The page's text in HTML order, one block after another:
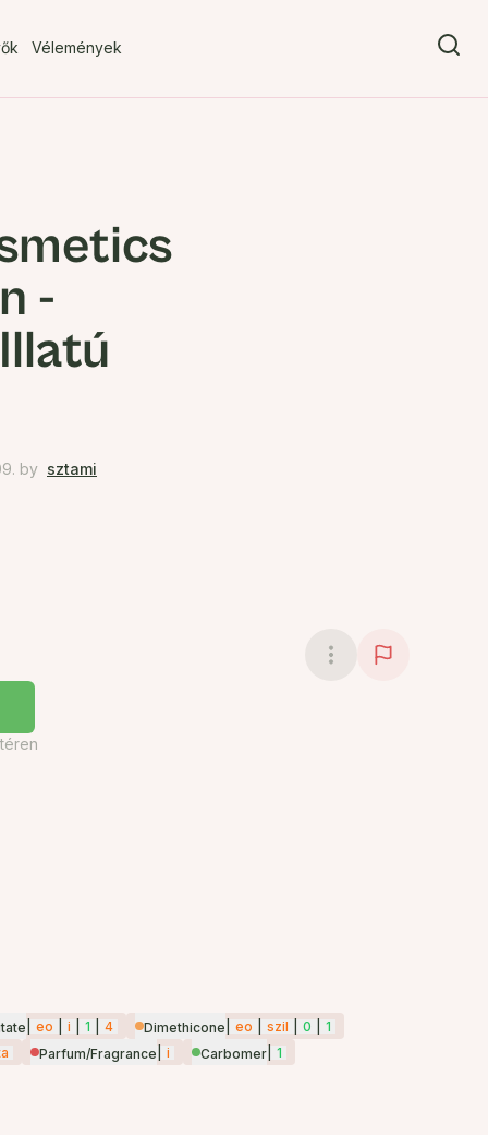
Vélemények
-
by sztami
eo i 1 4 Dimethicone eo szil 0
1
Parfum/Fragrance i Carbomer 1